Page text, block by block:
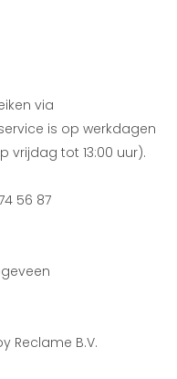
via
is op werkdagen
vrijdag tot 13:00 uur).
56 87
Reclame B.V.